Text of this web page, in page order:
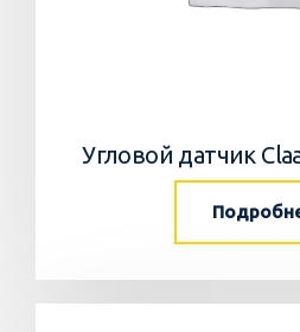
Угловой датчик